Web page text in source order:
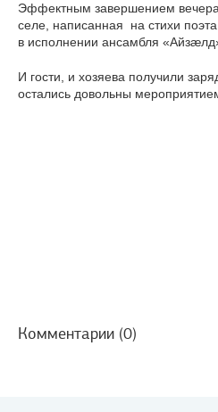
Эффектным завершением
селе, написанная на стихи
в исполнении ансамбля
И гости, и хозяева получили
остались довольны
Комментарии (0)